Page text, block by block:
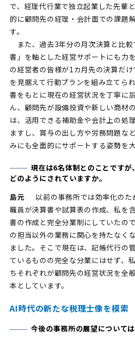
で、経理代行業で独立起業した先輩
的に顧問先の経理・会計面での課題
す。
また、過去3年分の月次決算と比
書」を軸とした経営サポートにも力
の経営者の皆様が1カ月先の決算だ
を見据えて行動プランを組み立てら
書をもとに現在の経営状況を丁寧に
ん、顧問先が設備投資や新しい商材
は、活用できる補助金や会計上の処
ますし、賞与の出し方や労務問題な
みにも全面的にサポートする姿勢を
現在は6名体制とのことです
どのようにされていますか。
島元
以前の事務所では効率化のた
職員が決算書や試算表の作成、私を
書の作成と完全分業制にしていたの
の担当以外の業務に関心を持たなく
ました。そこで現在は、記帳代行の
ているものの完全な分業にはせず、
ちそれぞれが顧問先の経営状況を全
本としています。
AI時代の新たな税理士像を模索
今後の事務所の展望について